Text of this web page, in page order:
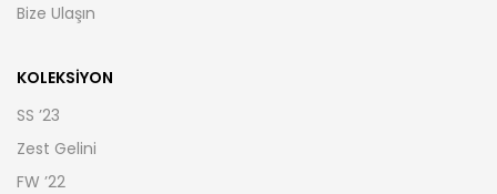
Bize Ulaşın
KOLEKSIYON
SS ’23
Zest Gelini
FW ’22